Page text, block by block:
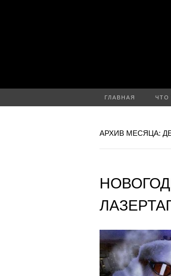
ГЛАВНАЯ ЧТО
АРХИВ МЕСЯЦА: